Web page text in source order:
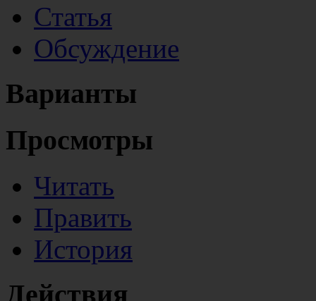
Статья
Обсуждение
Варианты
Просмотры
Читать
Править
История
Действия